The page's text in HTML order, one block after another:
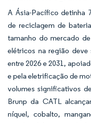
A Ásia-Pacífico detinha
de reciclagem de
tamanho do mercado
elétricos na região deve
entre 2026 e 2031,
e pela eletrificação de
volumes significativos
Brunp da CATL
níquel, cobalto,